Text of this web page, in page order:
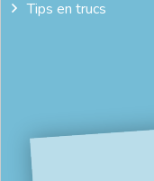
Tips en trucs